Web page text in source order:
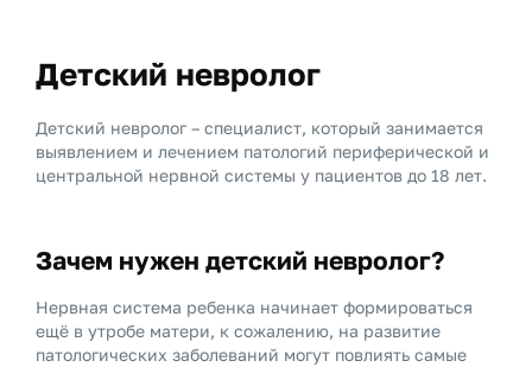
Детский невролог
Детский невролог – специалист, который занимается
выявлением и лечением патологий периферической и
центральной нервной системы у пациентов до 18 лет.
Зачем нужен детский невролог?
Нервная система ребенка начинает формироваться
ещё в утробе матери, к сожалению, на развитие
патологических заболеваний могут повлиять самые